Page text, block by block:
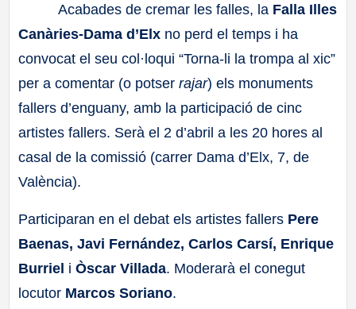
Acabades de cremar les falles, la Falla Illes
Canàries-Dama d’Elx no perd el temps i ha
convocat el seu col·loqui “Torna-li la trompa al xic”
per a comentar (o potserrajar) els monuments
fallers d’enguany, amb la participació de cinc
artistes fallers. Serà el 2 d’abril a les 20 hores al
casal de la comissió (carrer Dama d’Elx, 7, de
València).
Participaran en el debat els artistes fallers Pere
Baenas, Javi Fernández, Carlos Carsí, Enrique
Burriel iÒscar Villada. Moderarà el conegut
locutor Marcos Soriano.